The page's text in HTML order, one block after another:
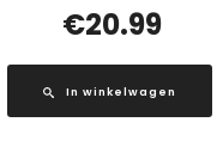
€20.99
In winkelwagen